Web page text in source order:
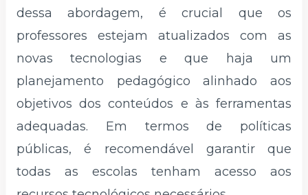
dessa abordagem, é crucial que os
professores estejam atualizados com as
novas tecnologias e que haja um
planejamento pedagógico alinhado aos
objetivos dos conteúdos e às ferramentas
adequadas. Em termos de políticas
públicas, é recomendável garantir que
todas as escolas tenham acesso aos